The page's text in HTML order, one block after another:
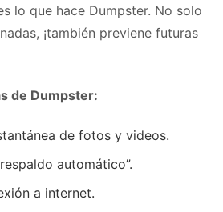
lo que hace Dumpster. No solo
¡también previene futuras
de Dumpster:
de fotos y videos.
automático”.
a internet.